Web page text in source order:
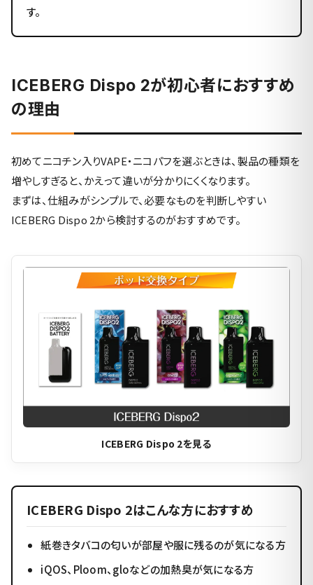
す。
ICEBERG Dispo 2が初心者におすすめ
の理由
初めてニコチン入りVAPE・ニコパフを選ぶときは、製品の種類を
増やしすぎると、かえって違いが分かりにくくなります。
まずは、仕組みがシンプルで、必要なものを判断しやすい
ICEBERG Dispo 2から検討するのがおすすめです。
ICEBERG Dispo 2を見る
ICEBERG Dispo 2はこんな方におすすめ
紙巻きタバコの匂いが部屋や服に残るのが気になる方
iQOS、Ploom、gloなどの加熱臭が気になる方